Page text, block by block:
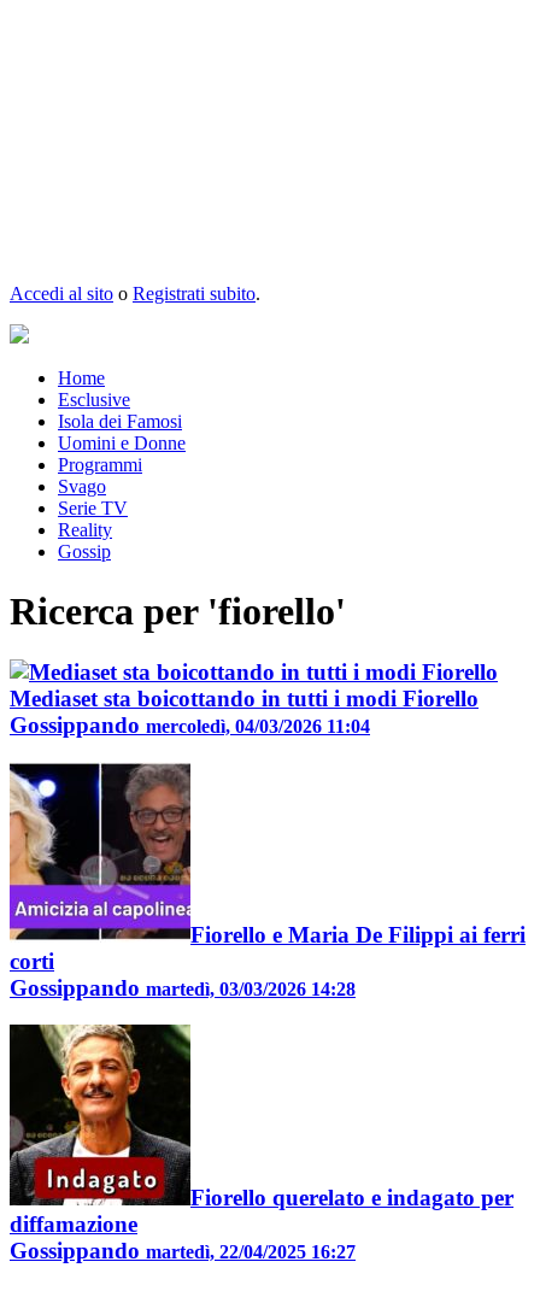
Accedi al sito o Registrati subito.
Home
Esclusive
Isola dei Famosi
Uomini e Donne
Programmi
Svago
Serie TV
Reality
Gossip
Ricerca per 'fiorello'
Mediaset sta boicottando in tutti i modi Fiorello
Gossippando mercoledì, 04/03/2026 11:04
Fiorello e Maria De Filippi ai ferri
corti
Gossippando martedì, 03/03/2026 14:28
Fiorello querelato e indagato per
diffamazione
Gossippando martedì, 22/04/2025 16:27